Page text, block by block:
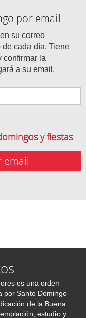
por email
en su correo
cada día. Tiene
confirmar la
a su email.
y fiestas
email
es una orden
por Santo Domingo
de la Buena
estudio y